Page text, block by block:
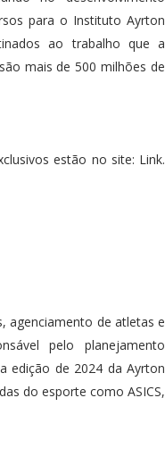
para o Instituto Ayrton
ao trabalho que a
mais de 500 milhões de
estão no site: Link.
agenciamento de atletas e
pelo planejamento
edição de 2024 da Ayrton
do esporte como ASICS,